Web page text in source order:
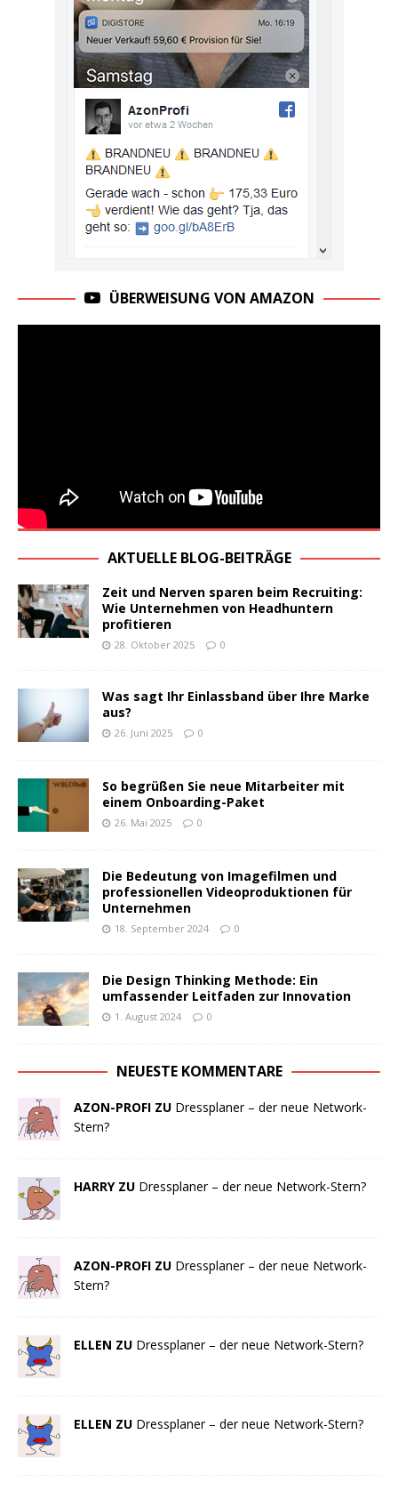
ÜBERWEISUNG VON AMAZON
AKTUELLE BLOG-BEITRÄGE
Zeit und Nerven sparen beim Recruiting:
Wie Unternehmen von Headhuntern
profitieren
28. Oktober 2025 0
Was sagt Ihr Einlassband über Ihre Marke
aus?
26. Juni 2025 0
So begrüßen Sie neue Mitarbeiter mit
einem Onboarding-Paket
26. Mai 2025 0
Die Bedeutung von Imagefilmen und
professionellen Videoproduktionen für
Unternehmen
18. September 2024 0
Die Design Thinking Methode: Ein
umfassender Leitfaden zur Innovation
1. August 2024 0
NEUESTE KOMMENTARE
AZON-PROFI ZU Dressplaner – der neue Network-
Stern?
HARRY ZU Dressplaner – der neue Network-Stern?
AZON-PROFI ZU Dressplaner – der neue Network-
Stern?
ELLEN ZU Dressplaner – der neue Network-Stern?
ELLEN ZU Dressplaner – der neue Network-Stern?